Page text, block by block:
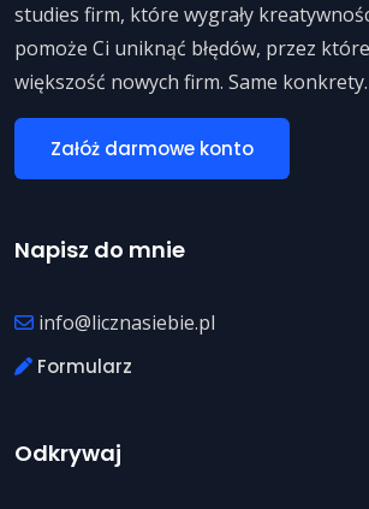
studies firm, które wygrały
pomoże Ci uniknąć błędów, przez
większość nowych firm. Same
Załóż darmowe konto
Napisz do mnie
info@licznasiebie.pl
Formularz
Odkrywaj